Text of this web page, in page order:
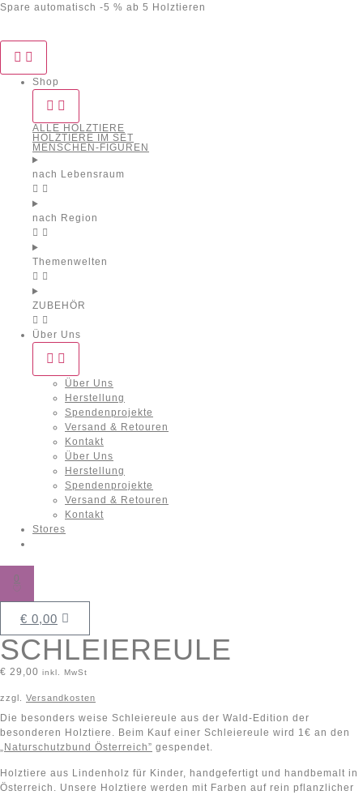
Spare automatisch -5 % ab 5 Holztieren
Shop
ALLE HOLZTIERE
HOLZTIERE IM SET
MENSCHEN-FIGUREN
nach Lebensraum
nach Region
Themenwelten
ZUBEHÖR
Über Uns
Über Uns
Herstellung
Spendenprojekte
Versand & Retouren
Kontakt
Über Uns
Herstellung
Spendenprojekte
Versand & Retouren
Kontakt
Stores
0
€ 0,00
SCHLEIEREULE
€ 29,00 inkl. MwSt
zzgl. Versandkosten
Die besonders weise Schleiereule aus der Wald-Edition der
besonderen Holztiere. Beim Kauf einer Schleiereule wird 1€ an den
„Naturschutzbund Österreich” gespendet.
Holztiere aus Lindenholz für Kinder, handgefertigt und handbemalt in
Österreich. Unsere Holztiere werden mit Farben auf rein pflanzlicher